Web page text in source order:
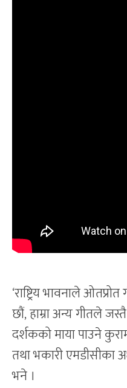
‘राष्ट्रिय भावनाले
छौं, हाम्रा अन्य गीतले
दर्शकको माया पाउने
तथा भकारी एमडीसीका
भने ।